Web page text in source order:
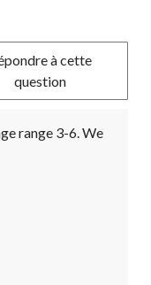
à cette
question
range 3-6. We